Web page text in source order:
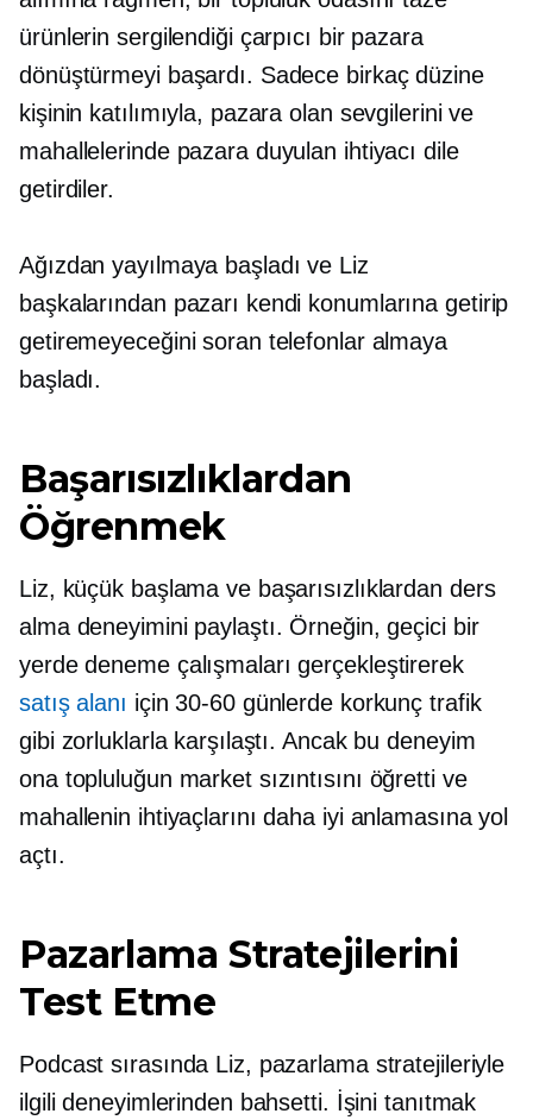
ürünlerin sergilendiği çarpıcı bir pazara
dönüştürmeyi başardı. Sadece birkaç düzine
kişinin katılımıyla, pazara olan sevgilerini ve
mahallelerinde pazara duyulan ihtiyacı dile
getirdiler.
Ağızdan yayılmaya başladı ve Liz
başkalarından pazarı kendi konumlarına getirip
getiremeyeceğini soran telefonlar almaya
başladı.
Başarısızlıklardan
Öğrenmek
Liz, küçük başlama ve başarısızlıklardan ders
alma deneyimini paylaştı. Örneğin, geçici bir
yerde deneme çalışmaları gerçekleştirerek
satış alanı için30-60günlerde korkunç trafik
gibi zorluklarla karşılaştı. Ancak bu deneyim
ona topluluğun market sızıntısını öğretti ve
mahallenin ihtiyaçlarını daha iyi anlamasına yol
açtı.
Pazarlama Stratejilerini
Test Etme
Podcast sırasında Liz, pazarlama stratejileriyle
ilgili deneyimlerinden bahsetti. İşini tanıtmak